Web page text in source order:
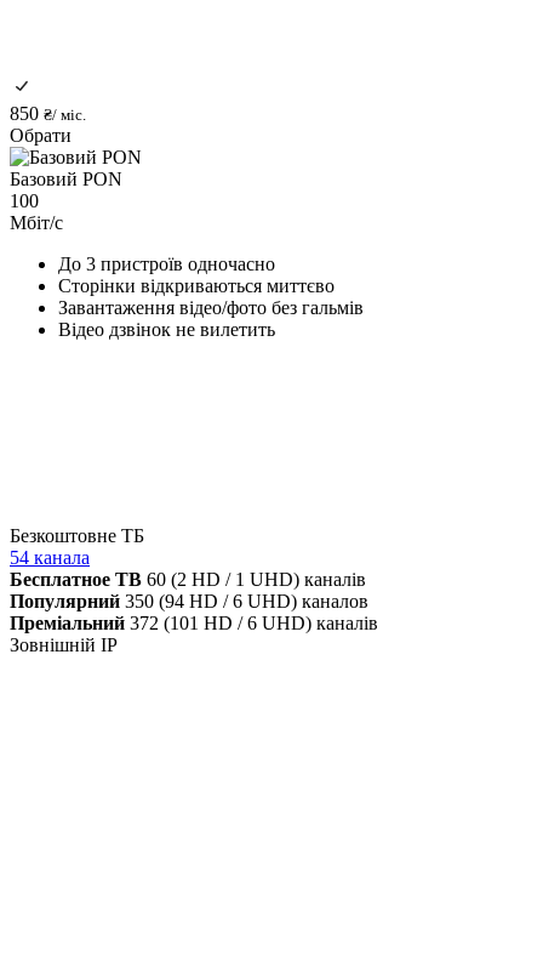
850 ₴/ міс.
Обрати
Базовий PON
100
Мбіт/с
До 3 пристроїв одночасно
Сторінки відкриваються миттєво
Завантаження відео/фото без гальмів
Відео дзвінок не вилетить
Безкоштовне ТБ
54 канала
Бесплатное ТВ 60 (2 HD / 1 UHD) каналів
Популярний 350 (94 HD / 6 UHD) каналов
Преміальний 372 (101 HD / 6 UHD) каналів
Зовнішній IP